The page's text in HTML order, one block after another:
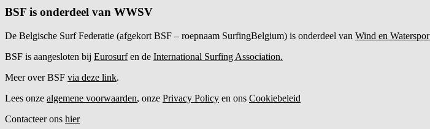
BSF is onderdeel van WWSV
De Belgische Surf Federatie (afgekort BSF – roepnaam SurfingBelgium) is onderdeel van Wind en
BSF is aangesloten bij Eurosurfen de International Surfing Association.
Meer over BSF via deze link.
Lees onze algemene voorwaarden, onze Privacy Policy en ons Cookiebeleid
Contacteer ons hier